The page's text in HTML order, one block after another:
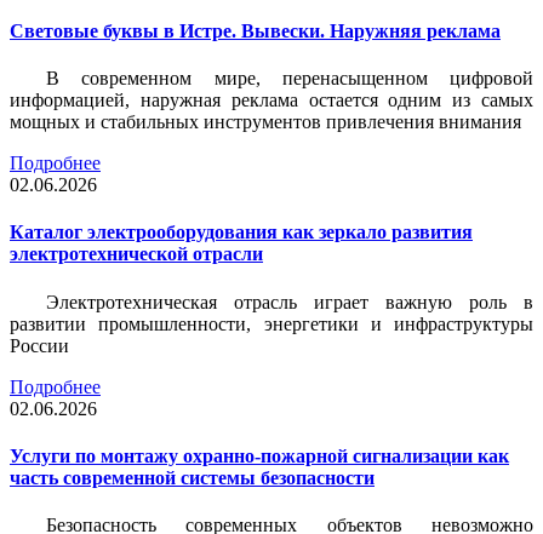
Световые буквы в Истре. Вывески. Наружняя реклама
В современном мире, перенасыщенном цифровой
информацией, наружная реклама остается одним из самых
мощных и стабильных инструментов привлечения внимания
Подробнее
02.06.2026
Каталог электрооборудования как зеркало развития
электротехнической отрасли
Электротехническая отрасль играет важную роль в
развитии промышленности, энергетики и инфраструктуры
России
Подробнее
02.06.2026
Услуги по монтажу охранно-пожарной сигнализации как
часть современной системы безопасности
Безопасность современных объектов невозможно